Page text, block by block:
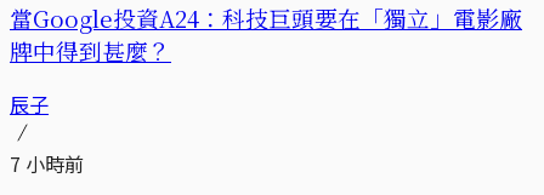
當Google投資A24：科技巨頭要在「獨立」電影廠
牌中得到甚麼？
辰子
7 小時前